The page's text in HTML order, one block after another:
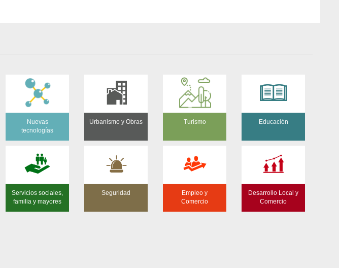
Nuevas
tecnologías
Urbanismo y Obras Turismo Educación
Servicios sociales,
familia y mayores
Seguridad
Empleo y
Comercio
Desarrollo Local y
Comercio